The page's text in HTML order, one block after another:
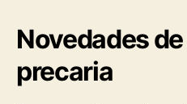
Novedades
precaria